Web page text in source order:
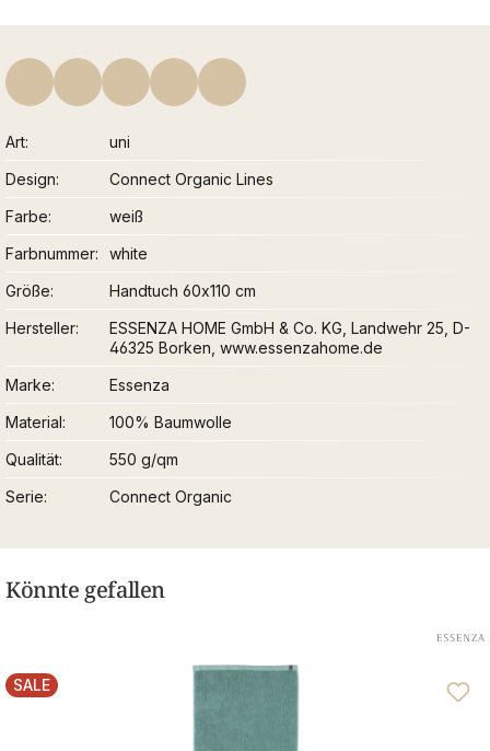
Art
uni
Design
Connect Organic Lines
Farbe
weiß
Farbnummer
white
Größe
Handtuch 60x110 cm
Hersteller
ESSENZA HOME GmbH & Co. KG, Landwehr 25, D-
46325 Borken, www.essenzahome.de
Marke
Essenza
Material
100% Baumwolle
Qualität
550 g/qm
Serie
Connect Organic
Könnte gefallen
RABATT
SALE